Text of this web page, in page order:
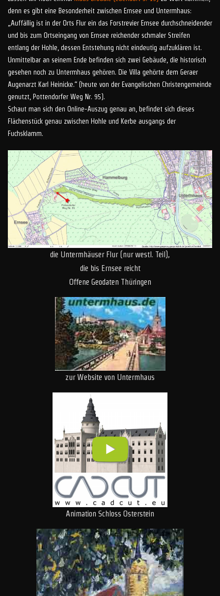
denn es gibt eine Besonderheit zwischen Ernsee und Untermhaus:
„Auffällig ist in der Orts Flur ein das Forstrevier Ernsee durchschneidender
und bis zum Ortseingang von Ernsee reichender schmaler Streifen
entlang der Hohle, dessen Entstehung nicht eindeutig aufzuklären ist.
Unmittelbar an seinem Ende befinden sich zwei Gebäude, die historisch
gesehen noch zu Untermhaus gehören. Die Villa gehörte dem Geraer
Augenarzt Karl Heinicke.“ (heute von der Evangelischen Christengemeinde
genutzt, Pottendorfer Weg Nr. 95).
Schaut man sich den Online-Auszug genau an, befindet sich dieses
Flächenstück genau zwischen Hohle und Kerbe ausgangs der
Fuchsklamm.
die Untermhäuser Flur (nur westl. Teil),
die bis Ernsee reicht
Offene Geodaten Thüringen
zur Website von Untermhaus
Animation Schloss Osterstein